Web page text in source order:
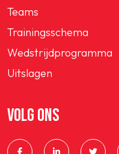
Teams
Trainingsschema
Wedstrijdprogramma
Uitslagen
VOLG ONS